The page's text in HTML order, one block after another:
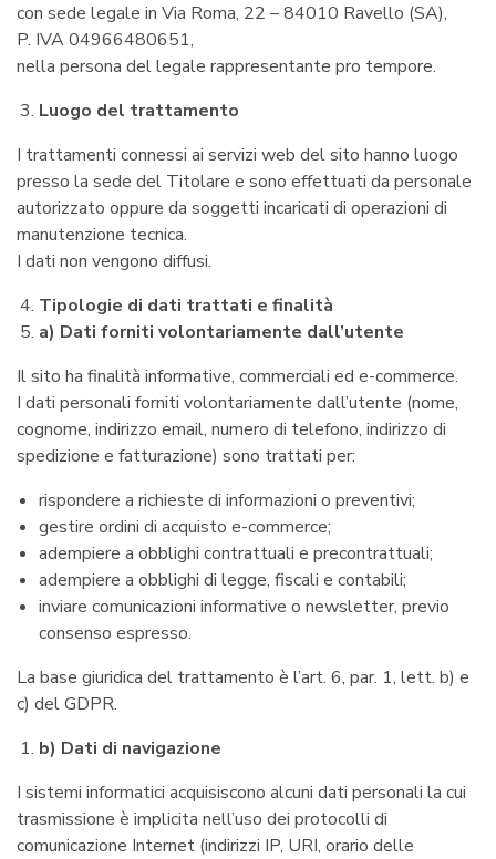
con sede legale in Via Roma, 22 – 84010 Ravello (SA),
P. IVA 04966480651,
nella persona del legale rappresentante pro tempore.
Luogo del trattamento
I trattamenti connessi ai servizi web del sito hanno luogo
presso la sede del Titolare e sono effettuati da personale
autorizzato oppure da soggetti incaricati di operazioni di
manutenzione tecnica.
I dati non vengono diffusi.
Tipologie di dati trattati e finalità
a) Dati forniti volontariamente dall’utente
Il sito ha finalità informative, commerciali ed e-commerce.
I dati personali forniti volontariamente dall’utente (nome,
cognome, indirizzo email, numero di telefono, indirizzo di
spedizione e fatturazione) sono trattati per:
rispondere a richieste di informazioni o preventivi;
gestire ordini di acquisto e-commerce;
adempiere a obblighi contrattuali e precontrattuali;
adempiere a obblighi di legge, fiscali e contabili;
inviare comunicazioni informative o newsletter, previo
consenso espresso.
La base giuridica del trattamento è l’art. 6, par. 1, lett. b) e
c) del GDPR.
b) Dati di navigazione
I sistemi informatici acquisiscono alcuni dati personali la cui
trasmissione è implicita nell’uso dei protocolli di
comunicazione Internet (indirizzi IP, URI, orario delle